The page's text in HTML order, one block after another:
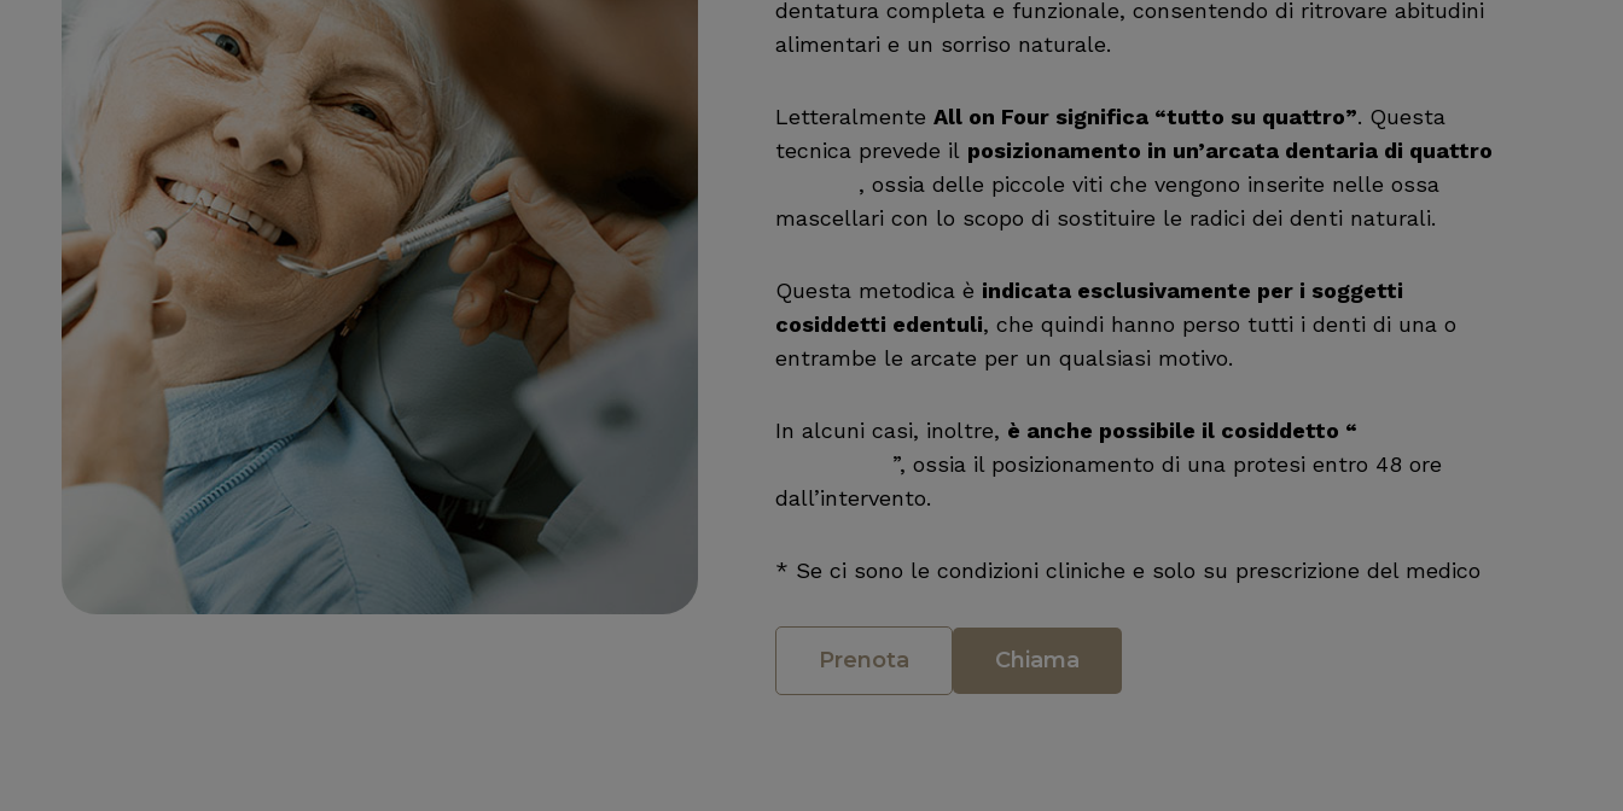
dentatura completa e funzionale, consentendo di ritrovare abitudini
alimentari e un sorriso naturale.
Letteralmente All on Four significa “tutto su quattro”. Questa
tecnica prevede il posizionamento in un’arcata dentaria di quattro
, ossia delle piccole viti che vengono inserite nelle ossa
mascellari con lo scopo di sostituire le radici dei denti naturali.
Questa metodica è indicata esclusivamente per i soggetti
cosiddetti edentuli, che quindi hanno perso tutti i denti di una o
entrambe le arcate per un qualsiasi motivo.
In alcuni casi, inoltre, è anche possibile il cosiddetto “
”, ossia il posizionamento di una protesi entro 48 ore
dall’intervento.
* Se ci sono le condizioni cliniche e solo su prescrizione del medico
Prenota Chiama